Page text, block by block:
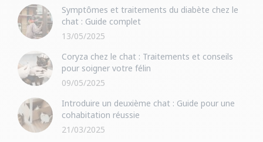
Symptômes et traitements du diabète chez le
chat : Guide complet
13/05/2025
Coryza chez le chat : Traitements et conseils
pour soigner votre félin
09/05/2025
Introduire un deuxième chat : Guide pour une
cohabitation réussie
21/03/2025